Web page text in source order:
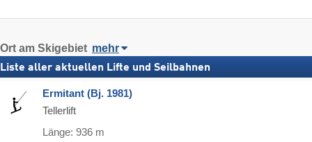
Ort am Skigebiet mehr
Liste aller aktuellen Lifte und Seilbahnen
Ermitant (Bj. 1981)
Tellerlift
Länge: 936 m